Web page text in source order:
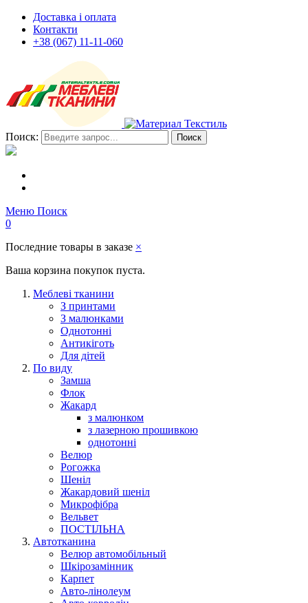
Доставка і оплата
Контакти
+38 (067) 11-11-060
Поиск: Поиск
Меню Поиск
0
Последние товары в заказе ×
Ваша корзина покупок пуста.
Меблеві тканини
З принтами
З малюнками
Однотонні
Антикіготь
Для дітей
По виду
Замша
Флок
Жакард
з малюнком
з лазерною прошивкою
однотонні
Велюр
Рогожка
Шеніл
Жакардовий шеніл
Микрофібра
Вельвет
ПОСТІЛЬНА
Автотканина
Велюр автомобільный
Шкірозамінник
Карпет
Авто-лінолеум